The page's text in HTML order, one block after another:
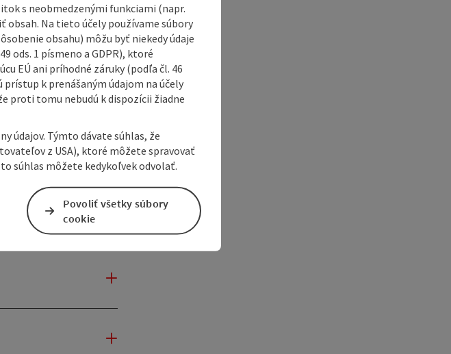
s neobmedzenými funkciami (napr.
Na tieto účely používame súbory
obsahu) môžu byť niekedy údaje
ods. 1 písmeno a GDPR), ktoré
EÚ ani príhodné záruky (podľa čl. 46
prístup k prenášaným údajom na účely
proti tomu nebudú k dispozícii žiadne
údajov. Týmto dávate súhlas, že
z USA), ktoré môžete spravovať
súhlas môžete kedykoľvek odvolať.
Povoliť všetky súbory
cookie